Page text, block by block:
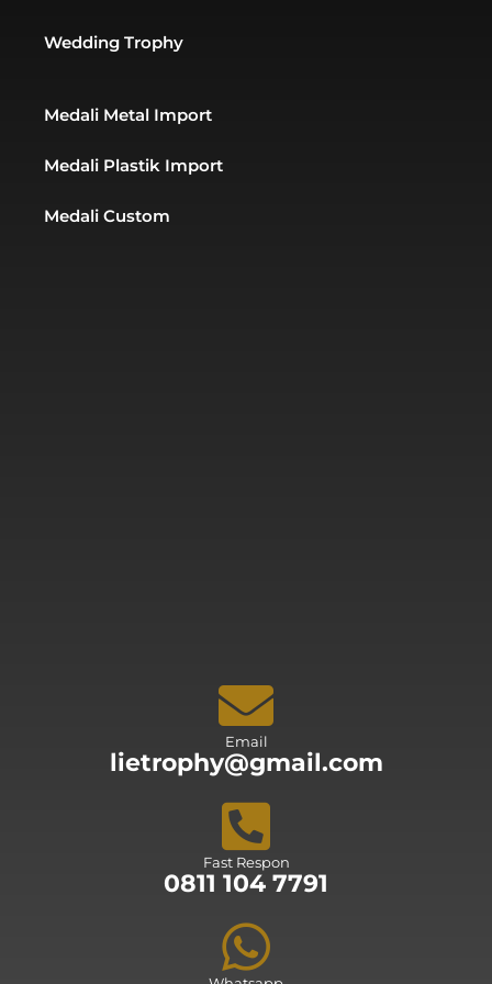
Wedding Trophy
Medali Metal Import
Medali Plastik Import
Medali Custom
Email
lietrophy@gmail.com
Fast Respon
0811 104 7791